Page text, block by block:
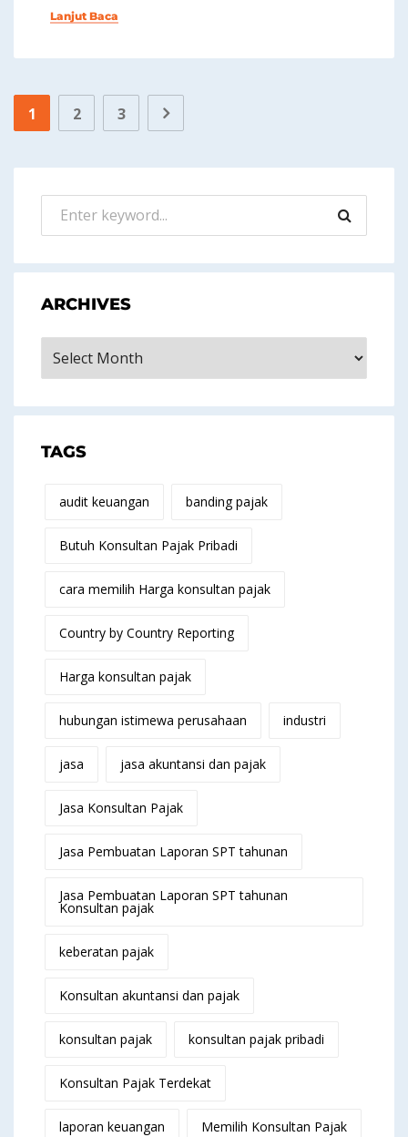
Lanjut Baca
1 2 3
ARCHIVES
TAGS
audit keuangan banding pajak
Butuh Konsultan Pajak Pribadi
cara memilih Harga konsultan pajak
Country by Country Reporting
Harga konsultan pajak
hubungan istimewa perusahaan industri
jasa jasa akuntansi dan pajak
Jasa Konsultan Pajak
Jasa Pembuatan Laporan SPT tahunan
Jasa Pembuatan Laporan SPT tahunan
Konsultan pajak
keberatan pajak
Konsultan akuntansi dan pajak
konsultan pajak konsultan pajak pribadi
Konsultan Pajak Terdekat
laporan keuangan Memilih Konsultan Pajak